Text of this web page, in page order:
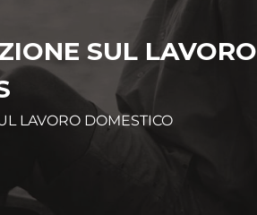
SUL LAVORO
LAVORO DOMESTICO